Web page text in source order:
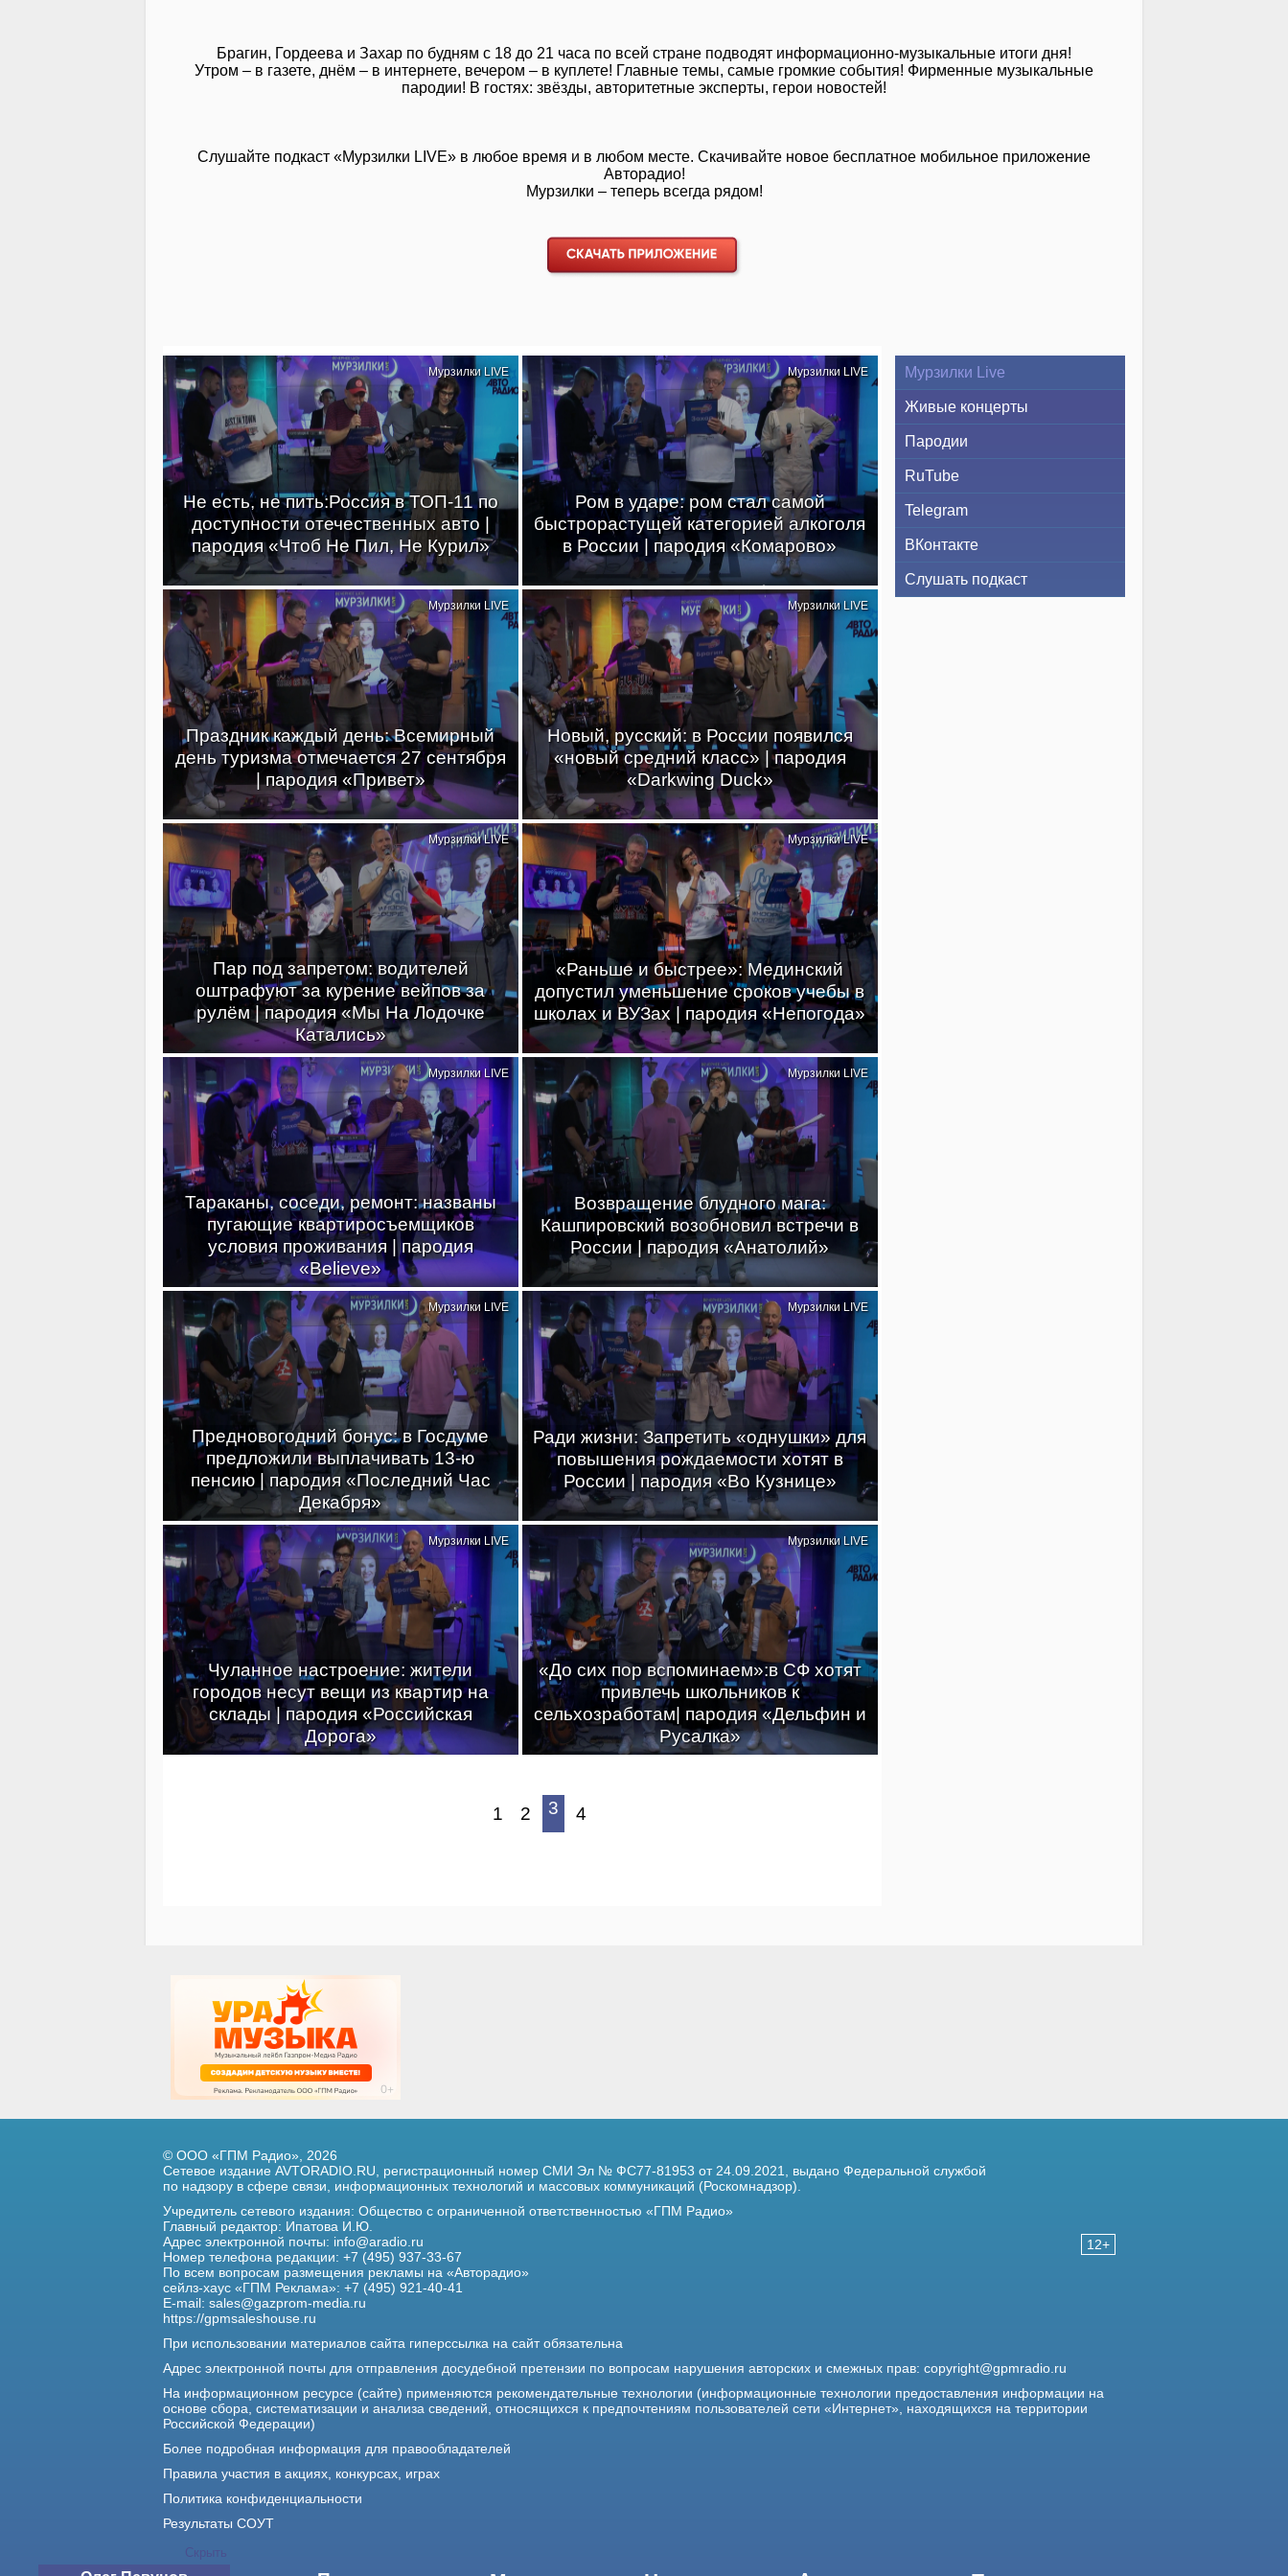
Брагин, Гордеева и Захар по будням с 18 до 21 часа по всей стране подводят информационно-музыкальные итоги дня!
Утром – в газете, днём – в интернете, вечером – в куплете! Главные темы, самые громкие события! Фирменные музыкальные
пародии! В гостях: звёзды, авторитетные эксперты, герои новостей!
Слушайте подкаст «Мурзилки LIVE» в любое время и в любом месте. Скачивайте новое бесплатное мобильное приложение
Авторадио!
Мурзилки – теперь всегда рядом!
Не есть, не пить:Россия в ТОП-11 по
доступности отечественных авто |
пародия «Чтоб Не Пил, Не Курил»
Мурзилки LIVE
Ром в ударе: ром стал самой
быстрорастущей категорией алкоголя
в России | пародия «Комарово»
Мурзилки LIVE
Праздник каждый день: Всемирный
день туризма отмечается 27 сентября
| пародия «Привет»
Мурзилки LIVE
Новый, русский: в России появился
«новый средний класс» | пародия
«Darkwing Duck»
Мурзилки LIVE
Пар под запретом: водителей
оштрафуют за курение вейпов за
рулём | пародия «Мы На Лодочке
Катались»
Мурзилки LIVE
«Раньше и быстрее»: Мединский
допустил уменьшение сроков учебы в
школах и ВУЗах | пародия «Непогода»
Мурзилки LIVE
Тараканы, соседи, ремонт: названы
пугающие квартиросъемщиков
условия проживания | пародия
«Believe»
Мурзилки LIVE
Возвращение блудного мага:
Кашпировский возобновил встречи в
России | пародия «Анатолий»
Мурзилки LIVE
Предновогодний бонус: в Госдуме
предложили выплачивать 13-ю
пенсию | пародия «Последний Час
Декабря»
Мурзилки LIVE
Ради жизни: Запретить «однушки» для
повышения рождаемости хотят в
России | пародия «Во Кузнице»
Мурзилки LIVE
Чуланное настроение: жители
городов несут вещи из квартир на
склады | пародия «Российская
Дорога»
Мурзилки LIVE
«До сих пор вспоминаем»:в СФ хотят
привлечь школьников к
сельхозработам| пародия «Дельфин и
Русалка»
Мурзилки LIVE
1 2 3 4
Мурзилки Live
Живые концерты
Пародии
RuTube
Telegram
ВКонтакте
Слушать подкаст
Скрыть
12+
© ООО «ГПМ Радио», 2026
Сетевое издание AVTORADIO.RU, регистрационный номер СМИ Эл № ФС77-81953 от 24.09.2021,
выдано Федеральной службой
по надзору в сфере связи,
информационных технологий и массовых коммуникаций (Роскомнадзор).
Учредитель сетевого издания: Общество с ограниченной ответственностью «ГПМ Радио»
Главный редактор: Ипатова И.Ю.
Адрес электронной почты: info@aradio.ru
Номер телефона редакции: +7 (495) 937-33-67
По всем вопросам размещения рекламы на «Авторадио»
сейлз-хаус «ГПМ Реклама»: +7 (495) 921-40-41
E-mail: sales@gazprom-media.ru
https://gpmsaleshouse.ru
При использовании материалов сайта гиперссылка на сайт обязательна
Адрес электронной почты для отправления досудебной претензии по вопросам нарушения авторских и смежных прав: copyright@gpmradio.ru
На информационном ресурсе (сайте) применяются рекомендательные технологии (информационные технологии предоставления информации на
основе сбора, систематизации и анализа сведений, относящихся к предпочтениям пользователей сети «Интернет», находящихся на территории
Российской Федерации)
Более подробная информация для правообладателей
Правила участия в акциях, конкурсах, играх
Политика конфиденциальности
Результаты СОУТ